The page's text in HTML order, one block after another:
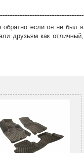
обратно если он не был в
друзьям как отличный,